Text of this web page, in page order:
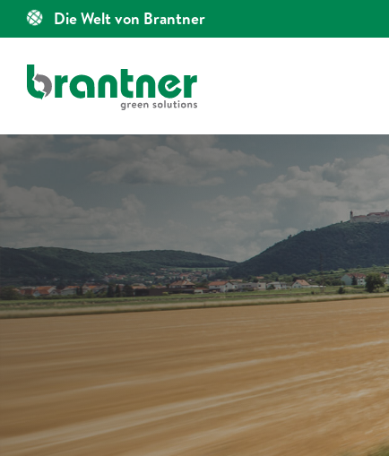
Zum
springen
Die Welt von Brantner